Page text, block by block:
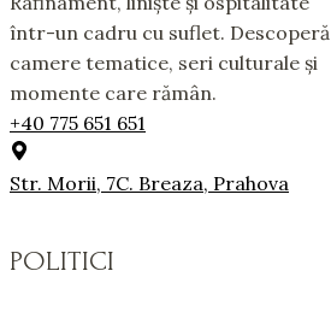
într-un cadru cu suflet. Descoperă
camere tematice, seri culturale și
momente care rămân.
+40 775 651 651
Str. Morii, 7C. Breaza, Prahova
POLITICI